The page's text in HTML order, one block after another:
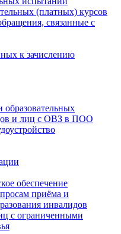
(платных) курсов
связанные с
к зачислению
образовательных
и лиц с ОВЗ в ПОО
обеспечение
приёма и
инвалидов
с ограниченными